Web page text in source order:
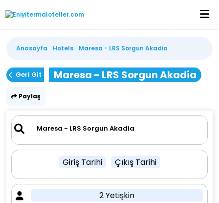
Anasayfa Hotels Maresa - LRS Sorgun Akadia
Geri Git Maresa - LRS Sorgun Akadia
Paylaş
Giriş Tarihi Çıkış Tarihi
2 Yetişkin